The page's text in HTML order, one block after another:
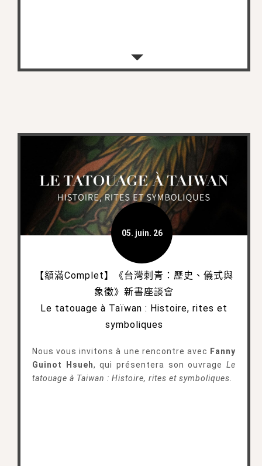
05. juin. 26
【額滿Complet】《台灣刺青：歷史、儀式與
象徵》新書座談會
Le tatouage à Taïwan : Histoire, rites et
symboliques
Nous vous invitons à une rencontre avec Fanny
Guinot Hsueh, qui présentera son ouvrageLe
tatouage à Taiwan : Histoire, rites et symboliques